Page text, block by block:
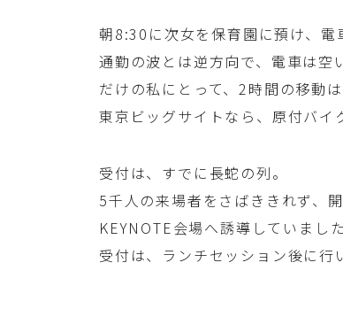
朝8:30に次女を保育園に預け、電
通勤の波とは逆方向で、電車は
だけの私にとって、2時間の移動は
東京ビッグサイトなら、原付バイ
受付は、すでに長蛇の列。
5千人の来場者をさばききれず、
KEYNOTE会場へ誘導していました
受付は、ランチセッション後に行